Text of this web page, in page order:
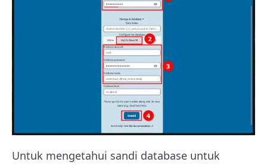
Untuk mengetahui sandi database untuk